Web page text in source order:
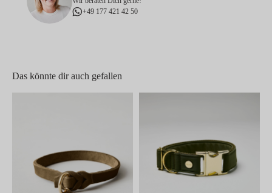
+49 177 421 42 50
Das könnte dir auch gefallen